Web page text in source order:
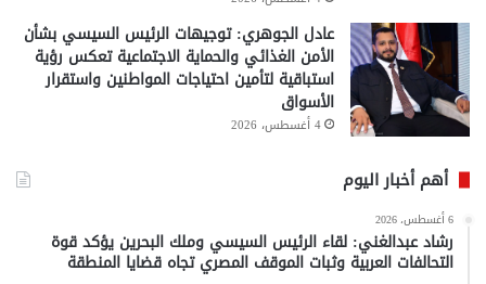
عادل الجوهري: توجيهات الرئيس السيسي بشأن
الأمن الغذائي والحماية الاجتماعية تعكس رؤية
استباقية لتأمين احتياجات المواطنين واستقرار
الأسواق
4 أغسطس، 2026
أهم أخبار اليوم
6 أغسطس، 2026
رشاد عبدالغني: لقاء الرئيس السيسي وملك البحرين يؤكد قوة
التحالفات العربية وثبات الموقف المصري تجاه قضايا المنطقة